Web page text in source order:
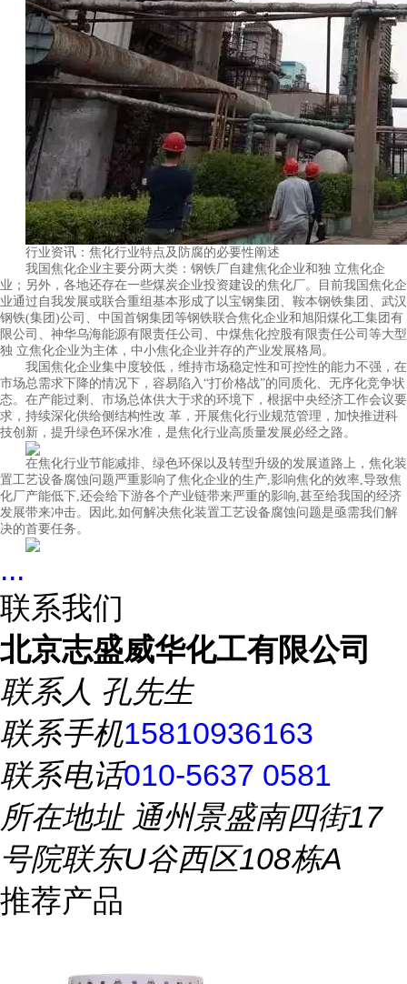
行业资讯：焦化行业特点及防腐的必要性阐述
我国焦化企业主要分两大类：钢铁厂自建焦化企业和独 立焦化企
业；另外，各地还存在一些煤炭企业投资建设的焦化厂。目前我国焦化企
业通过自我发展或联合重组基本形成了以宝钢集团、鞍本钢铁集团、武汉
钢铁(集团)公司、中国首钢集团等钢铁联合焦化企业和旭阳煤化工集团有
限公司、神华乌海能源有限责任公司、中煤焦化控股有限责任公司等大型
独 立焦化企业为主体，中小焦化企业并存的产业发展格局。
我国焦化企业集中度较低，维持市场稳定性和可控性的能力不强，在
市场总需求下降的情况下，容易陷入“打价格战”的同质化、无序化竞争状
态。在产能过剩、市场总体供大于求的环境下，根据中央经济工作会议要
求，持续深化供给侧结构性改 革，开展焦化行业规范管理，加快推进科
技创新，提升绿色环保水准，是焦化行业高质量发展必经之路。
在焦化行业节能减排、绿色环保以及转型升级的发展道路上，焦化装
置工艺设备腐蚀问题严重影响了焦化企业的生产,影响焦化的效率,导致焦
化厂产能低下,还会给下游各个产业链带来严重的影响,甚至给我国的经济
发展带来冲击。因此,如何解决焦化装置工艺设备腐蚀问题是亟需我们解
决的首要任务。
...
联系我们
北京志盛威华化工有限公司
联系人 孔先生
联系手机15810936163
联系电话010-5637 0581
所在地址通州景盛南四街17
号院联东U谷西区108栋A
推荐产品